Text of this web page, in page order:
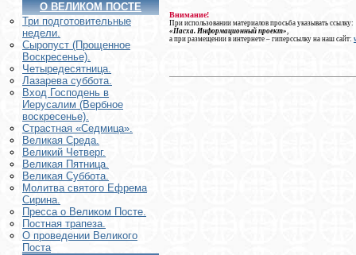
О ВЕЛИКОМ ПОСТЕ
Три подготовительные
недели.
Сыропуст (Прощенное
Воскресенье).
Четыредесятница.
Лазарева суббота.
Вход Господень в
Иерусалим (Вербное
воскресенье).
Страстная «Седмица».
Великая Среда.
Великий Четверг.
Великая Пятница.
Великая Суббота.
Молитва святого Ефрема
Сирина.
Пресса о Великом Посте.
Постная трапеза.
О проведении Великого
Поста
Внимание!
При использовании материалов просьба указывать ссылку:
«Пасха. Информационный проект»
а при размещении в интернете – гиперссылку на наш сайт: